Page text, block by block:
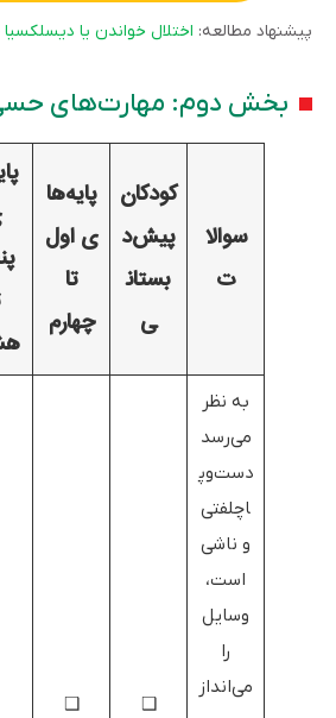
پیشنهاد مطالعه: اختلال خواندن یا
بخش دوم: مهارت‌های
سوالا
ت
کودکان
پیش‌د
بستان
ی
پایه‌ها
ی اول
تا
چهارم
به نظر
می‌رسد
دست‌وپ
اچلفتی
و ناشی
است،
وسایل
را
می‌انداز
❑
❑